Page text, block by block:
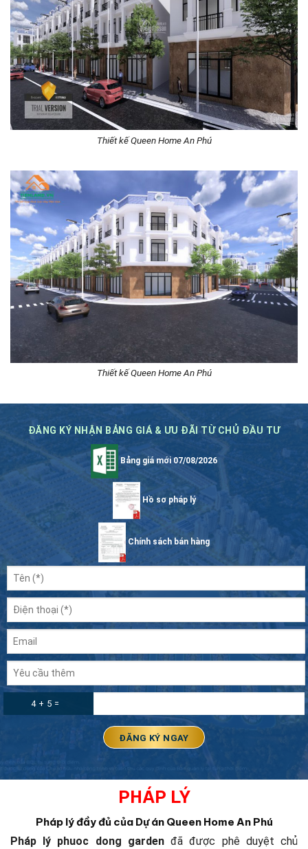
Thiết kế Queen Home An Phú
Thiết kế Queen Home An Phú
ĐĂNG KÝ NHẬN BẢNG GIÁ & ƯU ĐÃI TỪ CHỦ ĐẦU TƯ
Bảng giá mới 07/08/2026
Hồ sơ pháp lý
Chính sách bán hàng
4 + 5 =
PHÁP LÝ
Pháp lý đầy đủ của Dự án Queen Home An Phú
Pháp lý phuoc dong gardenđã được phê duyệt chủ